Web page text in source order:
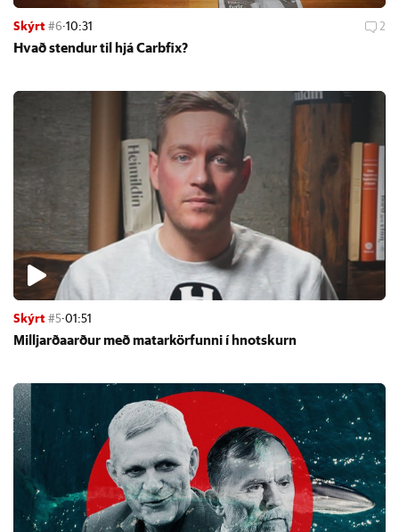
Skýrt #6·10:31 2
Hvað stend­ur til hjá Car­bfix?
Skýrt #5·01:51
Millj­arða­arð­ur með mat­ar­körf­unni í hnot­skurn